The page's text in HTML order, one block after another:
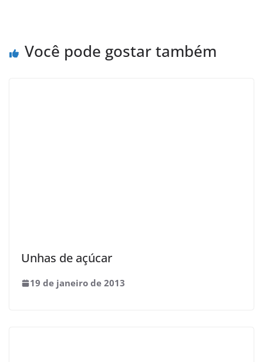
Você pode gostar também
Unhas de açúcar
19 de janeiro de 2013